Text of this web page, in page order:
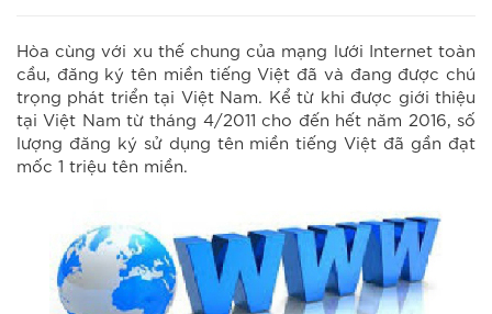
Hòa cùng với xu thế chung của mạng lưới Internet toàn
cầu, đăng ký tên miền tiếng Việt đã và đang được chú
trọng phát triển tại Việt Nam. Kể từ khi được giới thiệu
tại Việt Nam từ tháng 4/2011 cho đến hết năm 2016, số
lượng đăng ký sử dụng tên miền tiếng Việt đã gần đạt
mốc 1 triệu tên miền.